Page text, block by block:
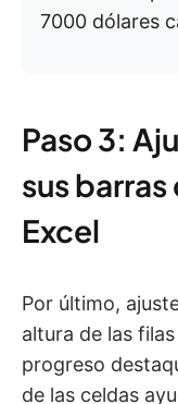
7000 dólares
Paso 3:
sus
Excel
Por último,
altura de las
progreso
de las celdas